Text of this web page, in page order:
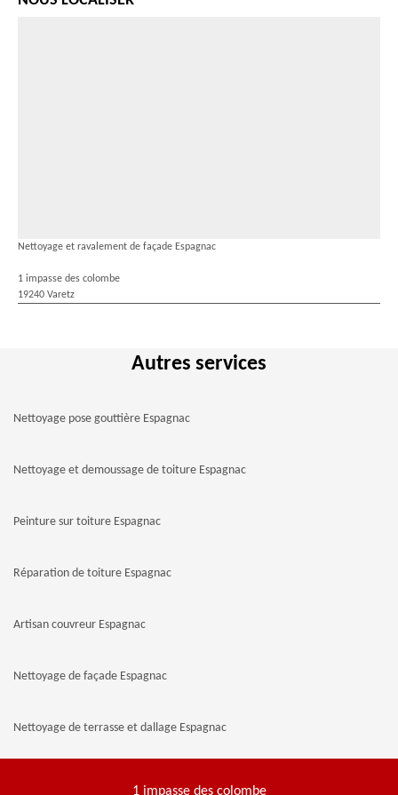
Nettoyage et ravalement de façade Espagnac
1 impasse des colombe
19240 Varetz
Autres services
Nettoyage pose gouttière Espagnac
Nettoyage et demoussage de toiture Espagnac
Peinture sur toiture Espagnac
Réparation de toiture Espagnac
Artisan couvreur Espagnac
Nettoyage de façade Espagnac
Nettoyage de terrasse et dallage Espagnac
1 impasse des colombe